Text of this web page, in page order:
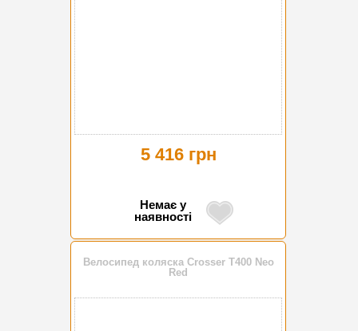
5 416 грн
Немає у
наявності
Велосипед коляска Crosser T400 Neo
Red